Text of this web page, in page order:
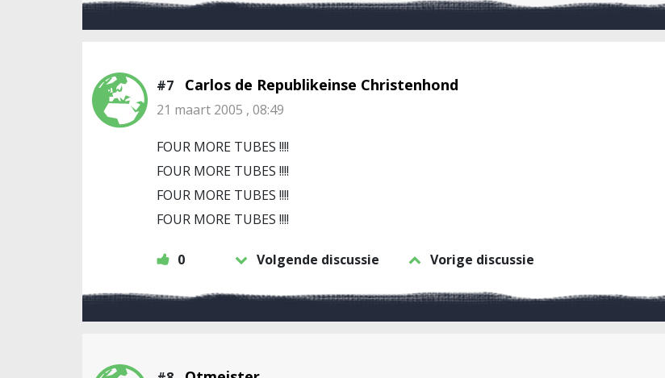
#7 Carlos de Republikeinse Christenhond
21 maart 2005 , 08:49
FOUR MORE TUBES !!!!
FOUR MORE TUBES !!!!
FOUR MORE TUBES !!!!
FOUR MORE TUBES !!!!
0 Volgende discussie Vorige discussie